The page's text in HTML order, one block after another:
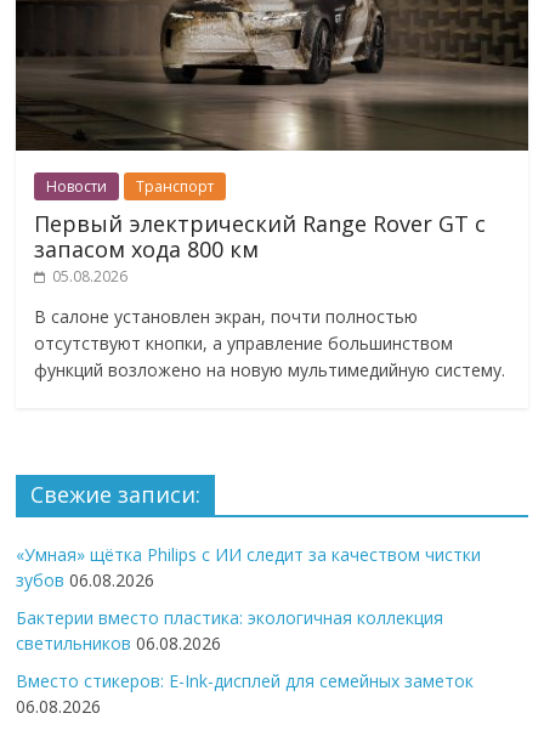
Новости Транспорт
Первый электрический Range Rover GT с
запасом хода 800 км
05.08.2026
В салоне установлен экран, почти полностью
отсутствуют кнопки, а управление большинством
функций возложено на новую мультимедийную систему.
Свежие записи:
«Умная» щётка Philips с ИИ следит за качеством чистки
зубов 06.08.2026
Бактерии вместо пластика: экологичная коллекция
светильников 06.08.2026
Вместо стикеров: E-Ink-дисплей для семейных заметок
06.08.2026